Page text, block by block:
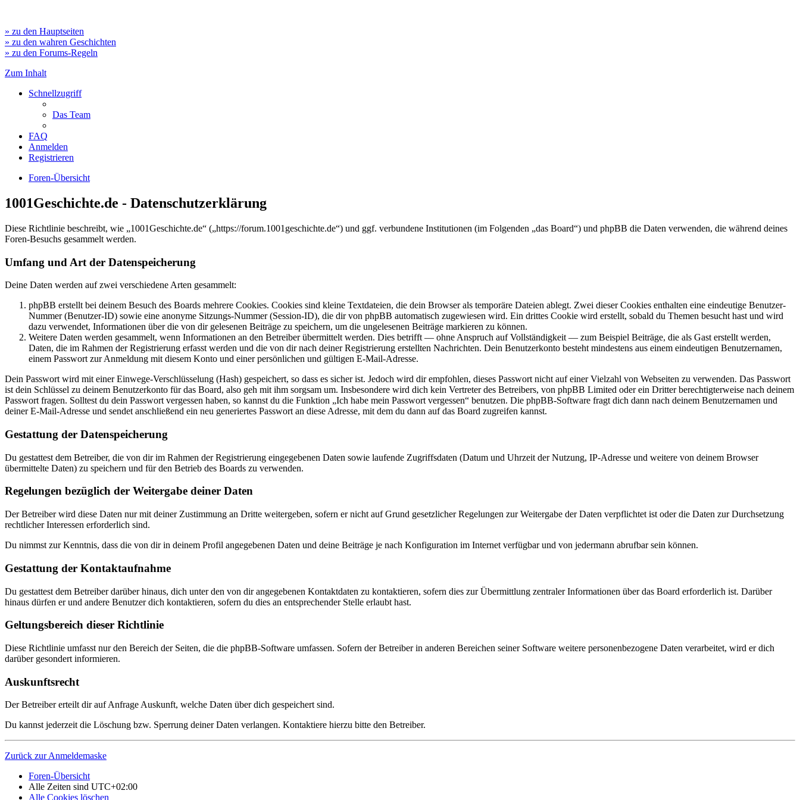
» zu den Hauptseiten
» zu den wahren Geschichten
» zu den Forums-Regeln
Zum Inhalt
Schnellzugriff
Das Team
FAQ
Anmelden
Registrieren
Foren-Übersicht
1001Geschichte.de - Datenschutzerklärung
Diese Richtlinie beschreibt, wie „1001Geschichte.de“ („https://forum.1001geschichte.de“) und ggf. verbundene Institutionen (im Folgenden „das Board“) und phpBB die Daten verwenden, die während deines
Foren-Besuchs gesammelt werden.
Umfang und Art der Datenspeicherung
Deine Daten werden auf zwei verschiedene Arten gesammelt:
phpBB erstellt bei deinem Besuch des Boards mehrere Cookies. Cookies sind kleine Textdateien, die dein Browser als temporäre Dateien ablegt. Zwei dieser Cookies enthalten eine eindeutige Benutzer-
Nummer (Benutzer-ID) sowie eine anonyme Sitzungs-Nummer (Session-ID), die dir von phpBB automatisch zugewiesen wird. Ein drittes Cookie wird erstellt, sobald du Themen besucht hast und wird
dazu verwendet, Informationen über die von dir gelesenen Beiträge zu speichern, um die ungelesenen Beiträge markieren zu können.
Weitere Daten werden gesammelt, wenn Informationen an den Betreiber übermittelt werden. Dies betrifft — ohne Anspruch auf Vollständigkeit — zum Beispiel Beiträge, die als Gast erstellt werden,
Daten, die im Rahmen der Registrierung erfasst werden und die von dir nach deiner Registrierung erstellten Nachrichten. Dein Benutzerkonto besteht mindestens aus einem eindeutigen Benutzernamen,
einem Passwort zur Anmeldung mit diesem Konto und einer persönlichen und gültigen E-Mail-Adresse.
Dein Passwort wird mit einer Einwege-Verschlüsselung (Hash) gespeichert, so dass es sicher ist. Jedoch wird dir empfohlen, dieses Passwort nicht auf einer Vielzahl von Webseiten zu verwenden. Das Passwort
ist dein Schlüssel zu deinem Benutzerkonto für das Board, also geh mit ihm sorgsam um. Insbesondere wird dich kein Vertreter des Betreibers, von phpBB Limited oder ein Dritter berechtigterweise nach deinem
Passwort fragen. Solltest du dein Passwort vergessen haben, so kannst du die Funktion „Ich habe mein Passwort vergessen“ benutzen. Die phpBB-Software fragt dich dann nach deinem Benutzernamen und
deiner E-Mail-Adresse und sendet anschließend ein neu generiertes Passwort an diese Adresse, mit dem du dann auf das Board zugreifen kannst.
Gestattung der Datenspeicherung
Du gestattest dem Betreiber, die von dir im Rahmen der Registrierung eingegebenen Daten sowie laufende Zugriffsdaten (Datum und Uhrzeit der Nutzung, IP-Adresse und weitere von deinem Browser
übermittelte Daten) zu speichern und für den Betrieb des Boards zu verwenden.
Regelungen bezüglich der Weitergabe deiner Daten
Der Betreiber wird diese Daten nur mit deiner Zustimmung an Dritte weitergeben, sofern er nicht auf Grund gesetzlicher Regelungen zur Weitergabe der Daten verpflichtet ist oder die Daten zur Durchsetzung
rechtlicher Interessen erforderlich sind.
Du nimmst zur Kenntnis, dass die von dir in deinem Profil angegebenen Daten und deine Beiträge je nach Konfiguration im Internet verfügbar und von jedermann abrufbar sein können.
Gestattung der Kontaktaufnahme
Du gestattest dem Betreiber darüber hinaus, dich unter den von dir angegebenen Kontaktdaten zu kontaktieren, sofern dies zur Übermittlung zentraler Informationen über das Board erforderlich ist. Darüber
hinaus dürfen er und andere Benutzer dich kontaktieren, sofern du dies an entsprechender Stelle erlaubt hast.
Geltungsbereich dieser Richtlinie
Diese Richtlinie umfasst nur den Bereich der Seiten, die die phpBB-Software umfassen. Sofern der Betreiber in anderen Bereichen seiner Software weitere personenbezogene Daten verarbeitet, wird er dich
darüber gesondert informieren.
Auskunftsrecht
Der Betreiber erteilt dir auf Anfrage Auskunft, welche Daten über dich gespeichert sind.
Du kannst jederzeit die Löschung bzw. Sperrung deiner Daten verlangen. Kontaktiere hierzu bitte den Betreiber.
Zurück zur Anmeldemaske
Foren-Übersicht
Alle Zeiten sind UTC+02:00
Alle Cookies löschen